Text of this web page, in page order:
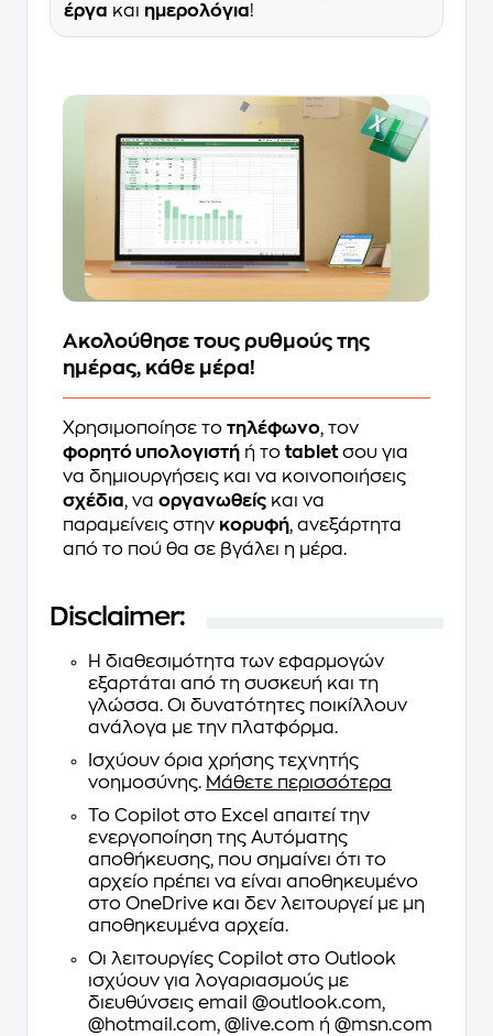
έργα και ημερολόγια!
Ακολούθησε τους ρυθμούς της
ημέρας, κάθε μέρα!
Χρησιμοποίησε το τηλέφωνο, τον
φορητό υπολογιστή ή το tabletσου για
να δημιουργήσεις και να κοινοποιήσεις
σχέδια, να οργανωθείς και να
παραμείνεις στην κορυφή, ανεξάρτητα
από το πού θα σε βγάλει η μέρα.
Disclaimer:
Η διαθεσιμότητα των εφαρμογών
εξαρτάται από τη συσκευή και τη
γλώσσα. Οι δυνατότητες ποικίλλουν
ανάλογα με την πλατφόρμα.
Ισχύουν όρια χρήσης τεχνητής
νοημοσύνης. Μάθετε περισσότερα
Το Copilot στο Excel απαιτεί την
ενεργοποίηση της Αυτόματης
αποθήκευσης, που σημαίνει ότι το
αρχείο πρέπει να είναι αποθηκευμένο
στο OneDrive και δεν λειτουργεί με μη
αποθηκευμένα αρχεία.
Οι λειτουργίες Copilot στο Outlook
ισχύουν για λογαριασμούς με
διευθύνσεις email @outlook.com,
@hotmail.com, @live.com ή @msn.com